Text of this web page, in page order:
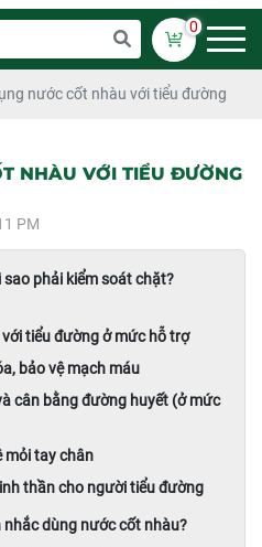
0
nước cốt nhàu với tiểu đường
NHÀU VỚI TIỂU ĐƯỜNG
PM
sao phải kiểm soát chặt?
tiểu đường ở mức hỗ trợ
bảo vệ mạch máu
cân bằng đường huyết (ở mức
mỏi tay chân
thần cho người tiểu đường
dùng nước cốt nhàu?